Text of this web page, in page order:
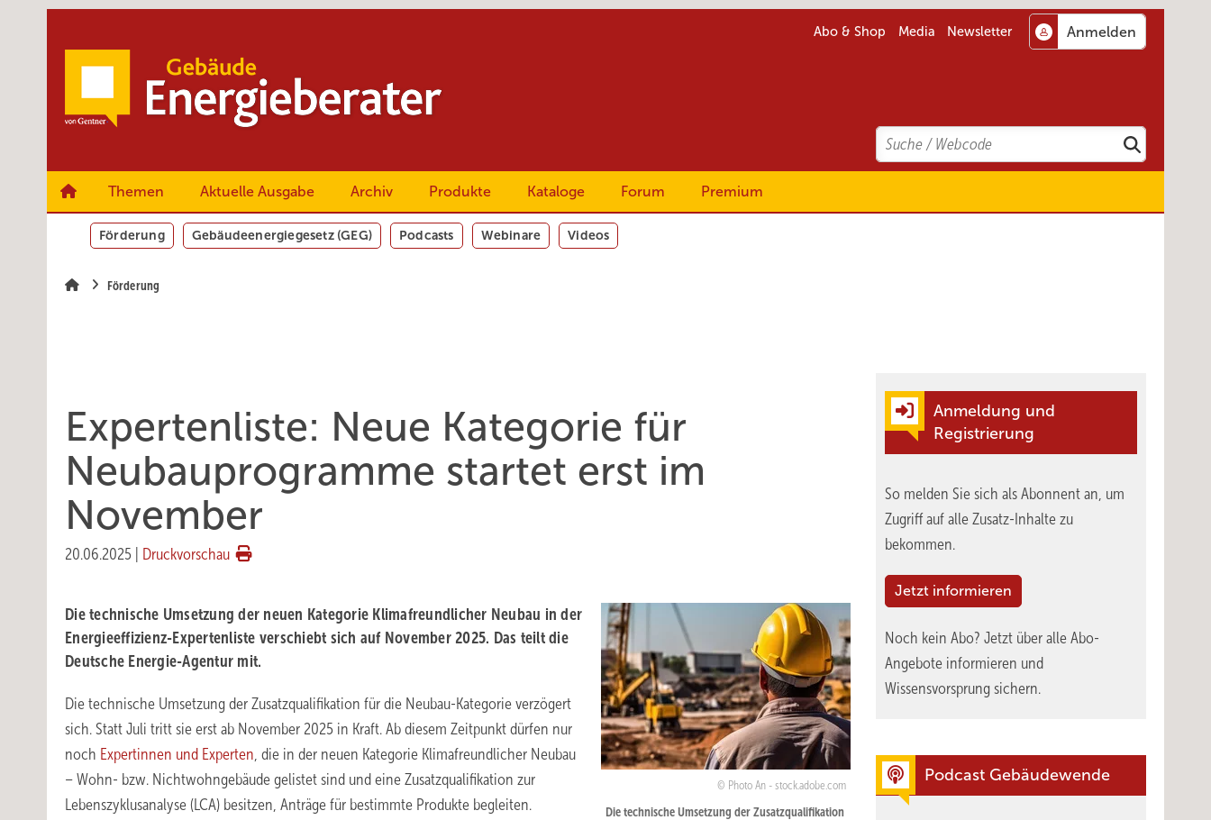
Abo & Shop Media Newsletter
Search
Suchen
Themen Aktuelle Ausgabe Archiv Produkte Kataloge Forum Premium
Förderung Gebäudeenergiegesetz (GEG) Podcasts Webinare Videos
Förderung
Expertenliste: Neue Kategorie für
Neubauprogramme startet erst im
November
20.06.2025 Druckvorschau
Photo An - stock.adobe.com
Die technische Umsetzung der Zusatzqualifikation
Die technische Umsetzung der neuen Kategorie Klimafreundlicher Neubau in der
Energieeffizienz-Expertenliste verschiebt sich auf November 2025. Das teilt die
Deutsche Energie-Agentur mit.
Die technische Umsetzung der Zusatzqualifikation für die Neubau-Kategorie verzögert
sich. Statt Juli tritt sie erst ab November 2025 in Kraft. Ab diesem Zeitpunkt dürfen nur
noch Expertinnen und Experten, die in der neuen Kategorie Klimafreundlicher Neubau
– Wohn- bzw. Nichtwohngebäude gelistet sind und eine Zusatzqualifikation zur
Lebenszyklusanalyse (LCA) besitzen, Anträge für bestimmte Produkte begleiten.
Anmeldung und
Registrierung
So melden Sie sich als Abonnent an, um
Zugriff auf alle Zusatz-Inhalte zu
bekommen.
Jetzt informieren
Noch kein Abo? Jetzt über alle Abo-
Angebote informieren und
Wissensvorsprung sichern.
Podcast Gebäudewende